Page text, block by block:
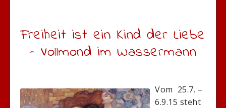
Freiheit ist ein Kind der Liebe
– Vollmond im Wassermann
Vom 25.7. –
6.9.15 steht